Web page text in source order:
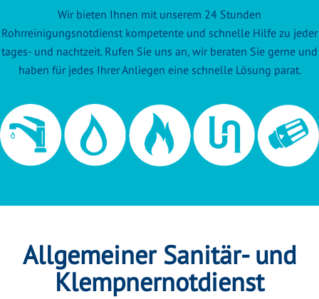
Wir bieten Ihnen mit unserem 24 Stunden
Rohrreinigungsnotdienst kompetente und schnelle Hilfe zu jeder
tages- und nachtzeit. Rufen Sie uns an, wir beraten Sie gerne und
haben für jedes Ihrer Anliegen eine schnelle Lösung parat.
Allgemeiner Sanitär- und
Klempnernotdienst